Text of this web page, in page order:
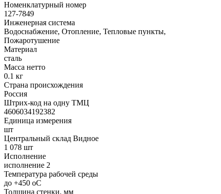
Номенклатурный номер
127-7849
Инженерная система
Водоснабжение, Отопление, Тепловые пункты,
Пожаротушение
Материал
сталь
Масса нетто
0.1 кг
Страна происхождения
Россия
Штрих-код на одну ТМЦ
4606034192382
Единица измерения
шт
Центральный склад Видное
1 078 шт
Исполнение
исполнение 2
Температура рабочей среды
до +450 oC
Толщина стенки, мм